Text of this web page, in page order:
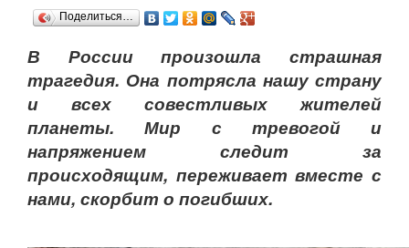
Поделиться…
В России произошла страшная
трагедия. Она потрясла нашу страну
и всех совестливых жителей
планеты. Мир с тревогой и
напряжением следит за
происходящим, переживает вместе с
нами, скорбит о погибших.